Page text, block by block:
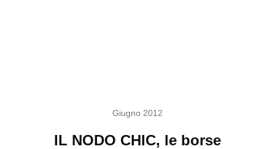
Giugno 2012
IL NODO CHIC, le borse